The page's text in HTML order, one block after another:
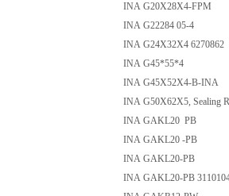
INA G20X28X4-FPM
INA G22284 05-4
INA G24X32X4 6270862
INA G45*55*4
INA G45X52X4-B-INA
INA G50X62X5, Sealing
INA GAKL20 PB
INA GAKL20 -PB
INA GAKL20-PB
INA GAKL20-PB